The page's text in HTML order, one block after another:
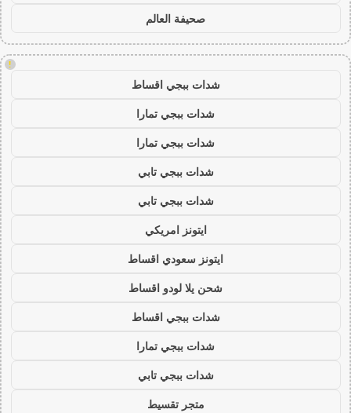
صحيفة العالم
!
شدات ببجي اقساط
شدات ببجي تمارا
شدات ببجي تمارا
شدات ببجي تابي
شدات ببجي تابي
ايتونز امريكي
ايتونز سعودي اقساط
شحن يلا لودو اقساط
شدات ببجي اقساط
شدات ببجي تمارا
شدات ببجي تابي
متجر تقسيط